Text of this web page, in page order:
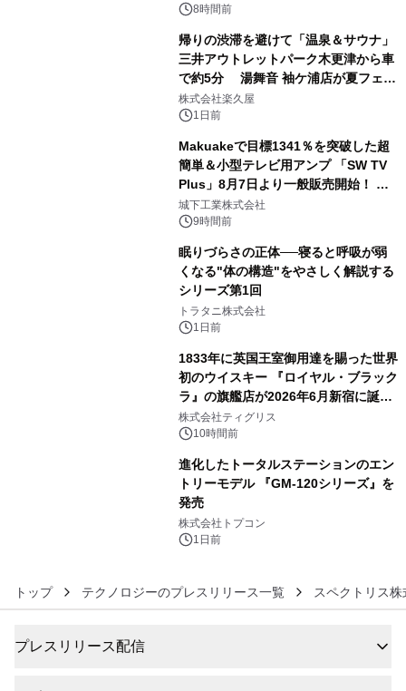
ボグッズも発売決定！
8時間前
帰りの渋滞を避けて「温泉＆サウナ」
三井アウトレットパーク木更津から車
で約5分 湯舞音 袖ケ浦店が夏フェア
メニューを提供
株式会社楽久屋
1日前
Makuakeで目標1341％を突破した超
簡単＆小型テレビ用アンプ 「SW TV
Plus」8月7日より一般販売開始！ ケ
ーブル1本つなぐだけ、テレビの音が
ぐっと豊かに
城下工業株式会社
9時間前
眠りづらさの正体──寝ると呼吸が弱
くなる"体の構造"をやさしく解説する
シリーズ第1回
トラタニ株式会社
1日前
1833年に英国王室御用達を賜った世界
初のウイスキー 『ロイヤル・ブラック
ラ』の旗艦店が2026年6月新宿に誕
生 バカルディ ジャパンと連携した
没入型バー「BAR Arca」
株式会社ティグリス
10時間前
進化したトータルステーションのエン
トリーモデル 『GM-120シリーズ』を
発売
株式会社トプコン
1日前
トップ テクノロジーのプレスリリース一覧 スペクトリス
プレスリリース配信